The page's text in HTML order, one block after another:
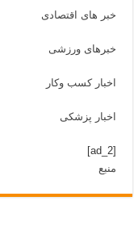
خبر های اقتصادی
خبرهای ورزشی
اخبار کسب وکار
اخبار پزشکی
[ad_2]
منبع